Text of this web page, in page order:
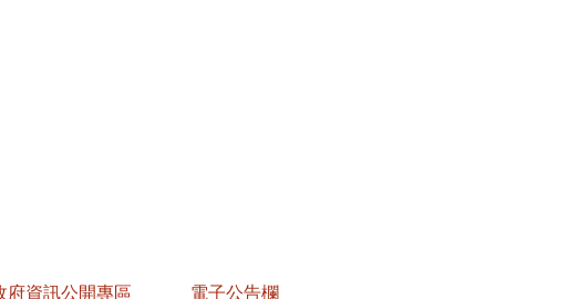
府資訊公開專區 電子公告欄